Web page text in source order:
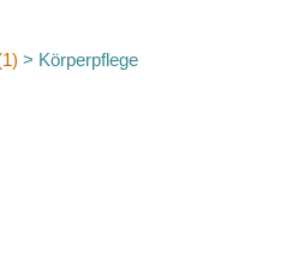
> Körperpflege